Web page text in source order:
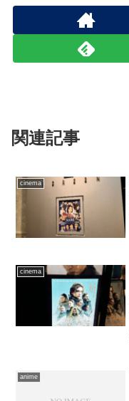
関連記事
cinema
cinema
anime